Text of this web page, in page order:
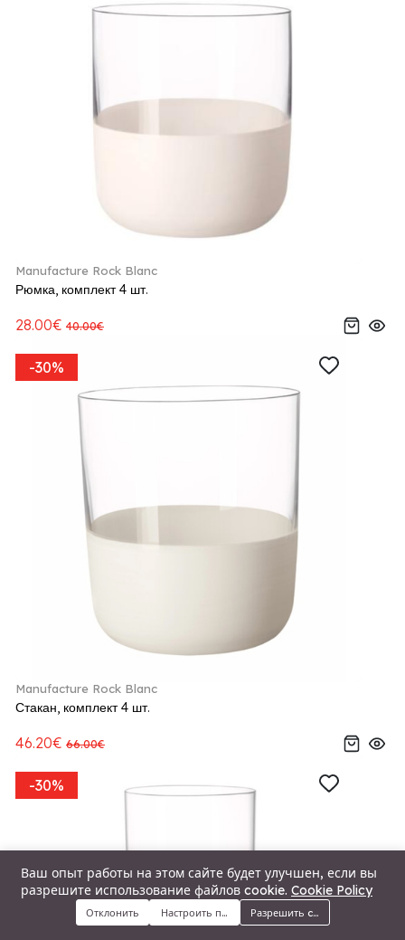
Меню Категории Поиск Корзина
Manufacture Rock Blanc
Рюмка, комплект 4 шт.
28.00€ 40.00€
-30%
Manufacture Rock Blanc
Стакан, комплект 4 шт.
46.20€ 66.00€
-30%
Ваш опыт работы на этом сайте будет улучшен, если вы
разрешите использование файлов cookie. Cookie Policy
Отклонить Настроить предпочтенияРазрешить cookie